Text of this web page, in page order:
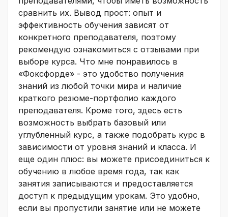
сравнить их. Вывод прост: опыт и
эффективность обучения зависят от
конкретного преподавателя, поэтому
рекомендую ознакомиться с отзывами при
выборе курса. Что мне понравилось в
«Фоксфорде» - это удобство получения
знаний из любой точки мира и наличие
краткого резюме-портфолио каждого
преподавателя. Кроме того, здесь есть
возможность выбрать базовый или
углубленный курс, а также подобрать курс в
зависимости от уровня знаний и класса. И
еще один плюс: вы можете присоединиться к
обучению в любое время года, так как
занятия записываются и предоставляется
доступ к предыдущим урокам. Это удобно,
если вы пропустили занятие или не можете